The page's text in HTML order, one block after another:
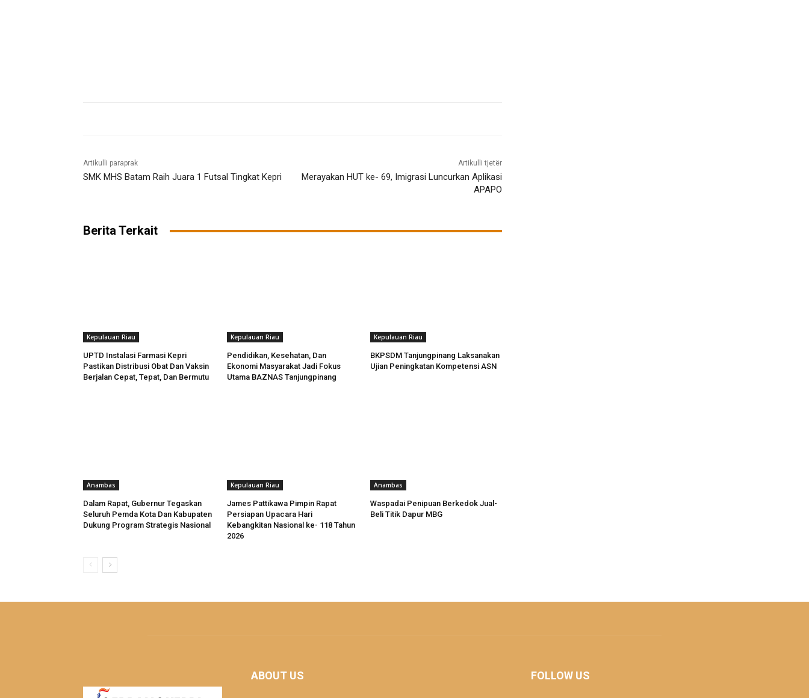
Artikulli paraprak
SMK MHS Batam Raih Juara 1 Futsal Tingkat Kepri
Artikulli tjetër
Merayakan HUT ke- 69, Imigrasi Luncurkan Aplikasi
APAPO
Berita Terkait
Kepulauan Riau
UPTD Instalasi Farmasi Kepri
Pastikan Distribusi Obat Dan Vaksin
Berjalan Cepat, Tepat, Dan Bermutu
Kepulauan Riau
Pendidikan, Kesehatan, Dan
Ekonomi Masyarakat Jadi Fokus
Utama BAZNAS Tanjungpinang
Kepulauan Riau
BKPSDM Tanjungpinang Laksanakan
Ujian Peningkatan Kompetensi ASN
Anambas
Dalam Rapat, Gubernur Tegaskan
Seluruh Pemda Kota Dan Kabupaten
Dukung Program Strategis Nasional
Kepulauan Riau
James Pattikawa Pimpin Rapat
Persiapan Upacara Hari
Kebangkitan Nasional ke- 118 Tahun
2026
Anambas
Waspadai Penipuan Berkedok Jual-
Beli Titik Dapur MBG
ABOUT US FOLLOW US